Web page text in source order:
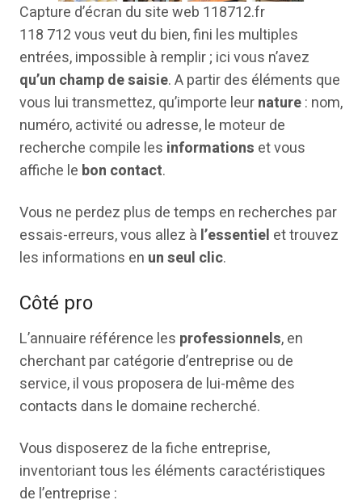
Capture d’écran du site web 118712.fr
118 712 vous veut du bien, fini les multiples
entrées, impossible à remplir ; ici vous n’avez
qu’un champ de saisie. A partir des éléments que
vous lui transmettez, qu’importe leurnature: nom,
numéro, activité ou adresse, le moteur de
recherche compile les informations et vous
affiche le bon contact.
Vous ne perdez plus de temps en recherches par
essais-erreurs, vous allez à l’essentiel et trouvez
les informations en un seul clic.
Côté pro
L’annuaire référence les professionnels, en
cherchant par catégorie d’entreprise ou de
service, il vous proposera de lui-même des
contacts dans le domaine recherché.
Vous disposerez de la fiche entreprise,
inventoriant tous les éléments caractéristiques
de l’entreprise :